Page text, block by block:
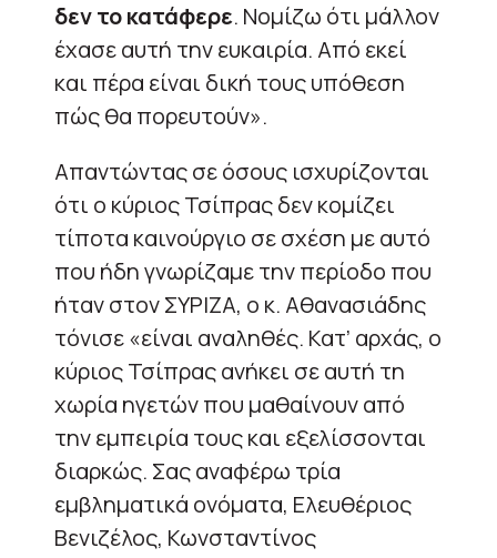
δεν το κατάφερε. Νομίζω ότι μάλλον
έχασε αυτή την ευκαιρία. Από εκεί
και πέρα είναι δική τους υπόθεση
πώς θα πορευτούν».
Απαντώντας σε όσους ισχυρίζονται
ότι ο κύριος Τσίπρας δεν κομίζει
τίποτα καινούργιο σε σχέση με αυτό
που ήδη γνωρίζαμε την περίοδο που
ήταν στον ΣΥΡΙΖΑ, ο κ. Αθανασιάδης
τόνισε «είναι αναληθές. Κατ’ αρχάς, ο
κύριος Τσίπρας ανήκει σε αυτή τη
χωρία ηγετών που μαθαίνουν από
την εμπειρία τους και εξελίσσονται
διαρκώς. Σας αναφέρω τρία
εμβληματικά ονόματα, Ελευθέριος
Βενιζέλος, Κωνσταντίνος